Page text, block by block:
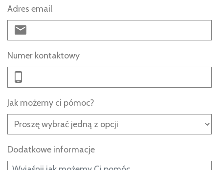
Adres email
Numer kontaktowy
Jak możemy ci pómoc?
Dodatkowe informacje